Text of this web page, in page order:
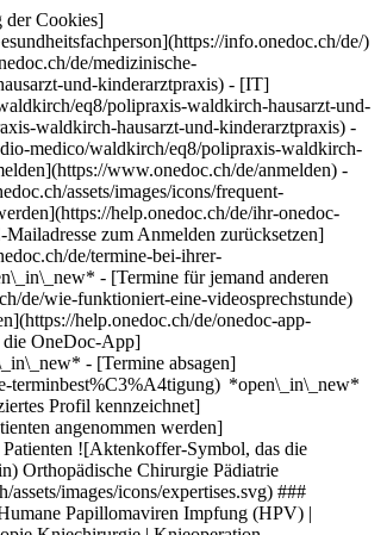
der Cookies]
info.onedoc.ch/de/)
de/medizinische-
und-kinderarztpraxis) - [IT]
eq8/polipraxis-waldkirch-hausarzt-und-
waldkirch-hausarzt-und-kinderarztpraxis) -
medico/waldkirch/eq8/polipraxis-waldkirch-
www.onedoc.ch/de/anmelden) -
assets/images/icons/frequent-
help.onedoc.ch/de/ihr-onedoc-
zum Anmelden zurücksetzen]
de/termine-bei-ihrer-
- [Termine für jemand anderen
de/wie-funktioniert-eine-videosprechstunde)
help.onedoc.ch/de/onedoc-app-
die OneDoc-App]
images/users/2d6020282c679652cfc6e3cbaabeb81c892564040d16ceddc9e29a7111633eda-small.jpg "Maximilian Grieb, Orthopädischer Chirurg in Waldkirch") \ __Dr. med. Maximilian Grieb__](https://www.onedoc.ch/de/orthopadischer-chirurg/waldkirch/pc3rm/dr-med-maximilian-grieb) Kinderarzt [![Ivo Iglostein, Kinderarzt in Waldkirch](https://assets.onedoc.ch/images/users/caa3ac157b571359991fc89d5545c8f970ea09f3161f89019fd56a163a73b018-small.png "Ivo Iglostein, Kinderarzt in Waldkirch") \ __Dr. med. Ivo Iglostein__](https://www.onedoc.ch/de/kinderarzt/waldkirch/pcoev/dr-med-ivo-iglostein) ![Sprechblasen-Symbol, das den FAQ-Bereich ank\u00fcndigt](https://www.onedoc.ch/assets/images/icons/faq.svg) ### FAQ *expand\_more* *keyboard\_arrow\_right* ## Wie lautet die Adresse von Polipraxis Waldkirch (Hausarzt- und Kinderarztpraxis)? Polipraxis Waldkirch (Hausarzt- und Kinderarztpraxis) empfängt Patienten hier: Dorfstrasse 6a, 9205 Waldkirch. * * * *keyboard\_arrow\_right* ## Wie sind die Öffnungszeiten von Polipraxis Waldkirch (Hausarzt- und Kinderarztpraxis)? Polipraxis Waldkirch (Hausarzt- und Kinderarztpraxis) ist geöffnet: - Am Montag von 07:30 bis 12:00 und von 13:30 bis 18:00 Uhr - Am Dienstag von 07:30 bis 12:00 und von 13:30 bis 18:00 Uhr - Am Mittwoch von 07:30 bis 12:00 und von 13:30 bis 18:00 Uhr - Am Donnerstag von 08:00 bis 12:00 Uhr - Am Freitag von 07:30 bis 12:00 und von 13:30 bis 18:00 Uhr - Am Samstag von 07:30 bis 12:00 Uhr - Am Sonntag geschlossen Uhr * * * *keyboard\_arrow\_right* ## Was ist die Adresse der Website von Polipraxis Waldkirch (Hausarzt- und Kinderarztpraxis)? Die Website von Polipraxis Waldkirch (Hausarzt- und Kinderarztpraxis) können Sie unter [https://www.polipraxis.ch/stan... *open\_in\_new*](https://www.polipraxis.ch/standorte/arztpraxis-waldkirch) aufrufen. * * * *keyboard\_arrow\_right* ## Wie lautet die Telefonnummer von Polipraxis Waldkirch (Hausarzt- und Kinderarztpraxis)? Die Telefonnummer von Polipraxis Waldkirch (Hausarzt- und Kinderarztpraxis) lautet [071 433 15 13](tel:+41714331513). * * * *keyboard\_arrow\_right* ## Welche Fachrichtungen werden in Polipraxis Waldkirch (Hausarzt- und Kinderarztpraxis) praktiziert? Polipraxis Waldkirch (Hausarzt- und Kinderarztpraxis) bietet Beratungen/ Behandlungen in [Hausarztmedizin (Allgemeinmedizin)](https://www.onedoc.ch/de/hausarzt-allgemeinmedizin/waldkirch), [Orthopädische Chirurgie](https://www.onedoc.ch/de/orthopadischer-chirurg/waldkirch) und [Pädiatrie](https://www.onedoc.ch/de/kinderarzt/waldkirch) an. * * * *keyboard\_arrow\_right* ## Was sind die Expertisen von Polipraxis Waldkirch (Hausarzt- und Kinderarztpraxis)? Die Expertisen von Polipraxis Waldkirch (Hausarzt- und Kinderarztpraxis) sind: [Chirurgische Arthroskopie](https://www.onedoc.ch/de/chirurgische-arthroskopie/waldkirch), [Ellbogenarthroskopie](https://www.onedo